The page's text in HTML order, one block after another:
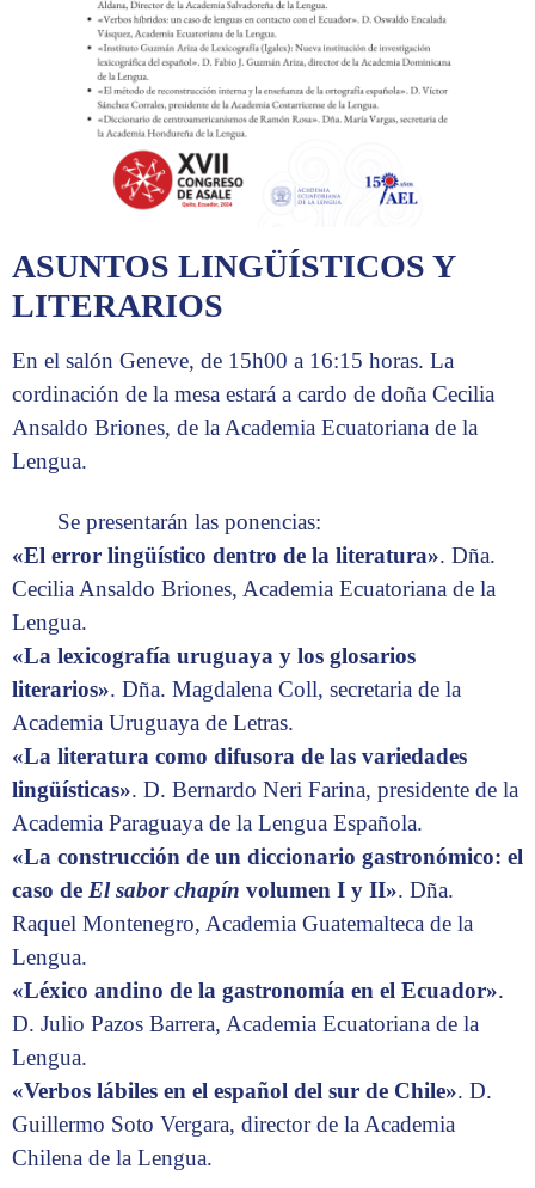
ASUNTOS LINGÜÍSTICOS Y
LITERARIOS
En el salón Geneve, de 15h00 a 16:15 horas. La
cordinación de la mesa estará a cardo de doña Cecilia
Ansaldo Briones, de la Academia Ecuatoriana de la
Lengua.
Se presentarán las ponencias:
«El error lingüístico dentro de la literatura». Dña.
Cecilia Ansaldo Briones, Academia Ecuatoriana de la
Lengua.
«La lexicografía uruguaya y los glosarios
literarios». Dña. Magdalena Coll, secretaria de la
Academia Uruguaya de Letras.
«La literatura como difusora de las variedades
lingüísticas». D. Bernardo Neri Farina, presidente de la
Academia Paraguaya de la Lengua Española.
«La construcción de un diccionario gastronómico: el
caso de El sabor chapín volumen I y II». Dña.
Raquel Montenegro, Academia Guatemalteca de la
Lengua.
«Léxico andino de la gastronomía en el Ecuador».
D. Julio Pazos Barrera, Academia Ecuatoriana de la
Lengua.
«Verbos lábiles en el español del sur de Chile». D.
Guillermo Soto Vergara, director de la Academia
Chilena de la Lengua.